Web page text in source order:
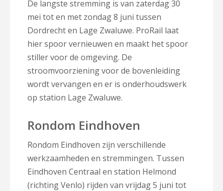
De langste stremming is van zaterdag 30
mei tot en met zondag 8 juni tussen
Dordrecht en Lage Zwaluwe. ProRail laat
hier spoor vernieuwen en maakt het spoor
stiller voor de omgeving. De
stroomvoorziening voor de bovenleiding
wordt vervangen en er is onderhoudswerk
op station Lage Zwaluwe.
Rondom Eindhoven
Rondom Eindhoven zijn verschillende
werkzaamheden en stremmingen. Tussen
Eindhoven Centraal en station Helmond
(richting Venlo) rijden van vrijdag 5 juni tot